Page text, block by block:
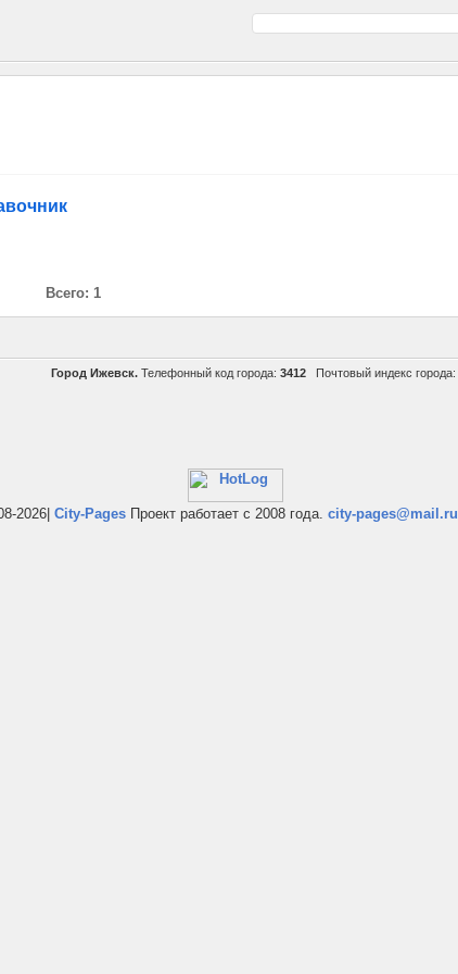
Всего: 1
Город Ижевск. Телефонный код города: 3412 Почтовый индекс города:
2026| City-Pages Проект работает с 2008 года. city-pages@mail.ru